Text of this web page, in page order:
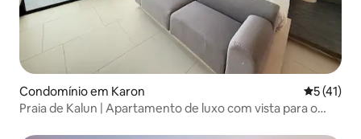
Condomínio em Karon
5 (41)
Praia de Kalun | Apartamento de luxo com vista para o